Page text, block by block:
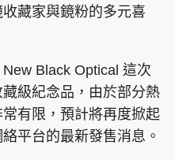
藏家與鏡粉的多元喜
Black Optical 這次
級紀念品，由於部分熱
有限，預計將再度掀起
平台的最新發售消息。